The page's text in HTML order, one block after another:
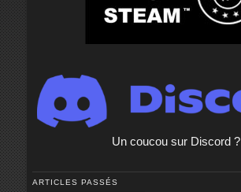
Un coucou sur Discord ?
ARTICLES PASSÉS